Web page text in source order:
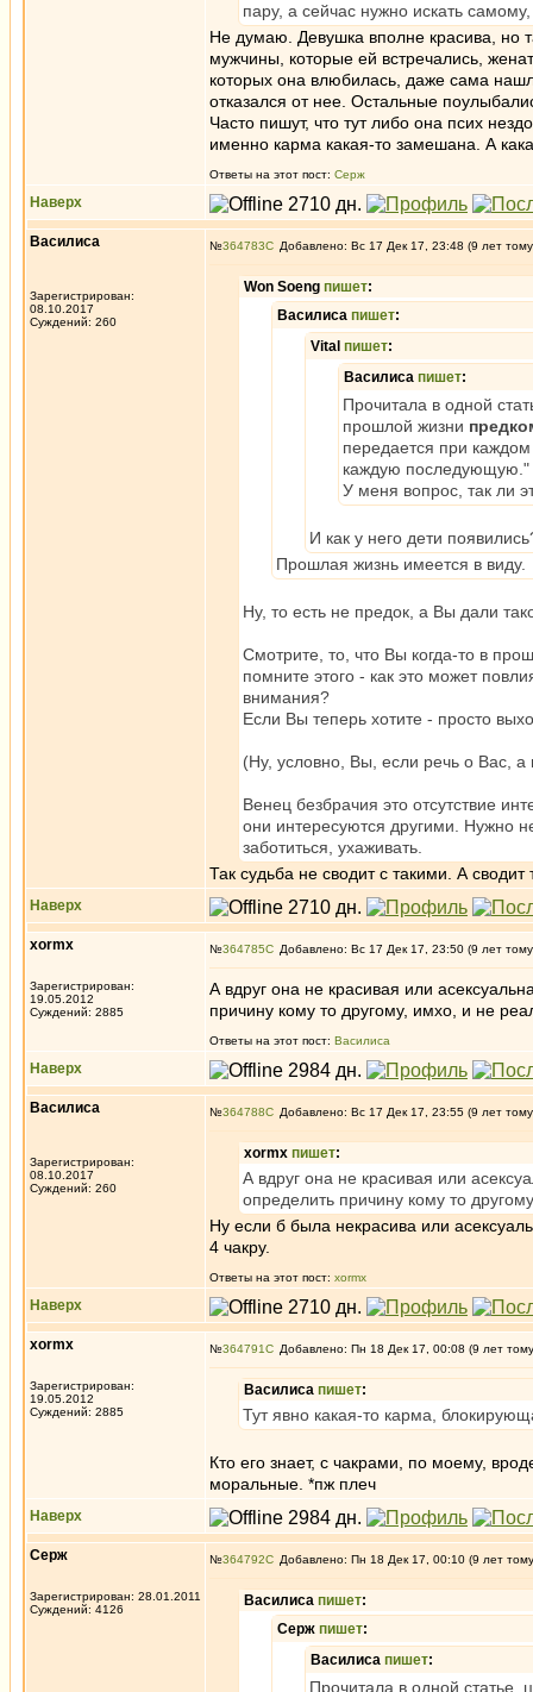
пару, а сейчас нужно искать
Не думаю. Девушка вполне красива, но
мужчины, которые ей встречались,
которых она влюбилась, даже сама
отказался от нее. Остальные
Часто пишут, что тут либо она псих
именно карма какая-то замешана. А
Ответы на этот пост: Серж
Наверх
Василиса
Зарегистрирован:
08.10.2017
Суждений: 260
№364783 Добавлено: Вс 17 Дек 17, 23:48 (9 лет
Won Soeng пишет:
Василиса пишет:
Vital пишет:
Василиса пишет:
Прочитала в одной
прошлой жизни
передается при
каждую последующую."
У меня вопрос, так ли
И как у него дети
Прошлая жизнь имеется в виду.
Ну, то есть не предок, а Вы дали
Смотрите, то, что Вы когда-то в
помните этого - как это может
внимания?
Если Вы теперь хотите - просто
(Ну, условно, Вы, если речь о Вас,
Венец безбрачия это отсутствие
они интересуются другими. Нужно
заботиться, ухаживать.
Так судьба не сводит с такими. А
Наверх
xormx
Зарегистрирован:
19.05.2012
Суждений: 2885
№364785 Добавлено: Вс 17 Дек 17, 23:50 (9 лет
А вдруг она не красивая или
причину кому то другому, имхо, и не
Ответы на этот пост: Василиса
Наверх
Василиса
Зарегистрирован:
08.10.2017
Суждений: 260
№364788 Добавлено: Вс 17 Дек 17, 23:55 (9 лет
xormx пишет:
А вдруг она не красивая или
определить причину кому то
Ну если б была некрасива или
4 чакру.
Ответы на этот пост: xormx
Наверх
xormx
Зарегистрирован:
19.05.2012
Суждений: 2885
№364791 Добавлено: Пн 18 Дек 17, 00:08 (9 лет
Василиса пишет:
Тут явно какая-то карма,
Кто его знает, с чакрами, по моему,
моральные. *пж плеч
Наверх
Серж
Зарегистрирован: 28.01.2011
Суждений: 4126
№364792 Добавлено: Пн 18 Дек 17, 00:10 (9 лет
Василиса пишет:
Серж пишет:
Василиса пишет:
Прочитала в одной статье,